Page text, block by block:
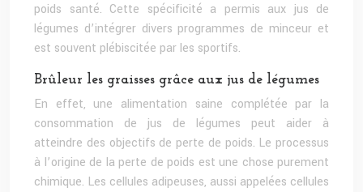
poids santé. Cette spécificité a permis aux jus de
légumes d’intégrer divers programmes de minceur et
est souvent plébiscitée par les sportifs.
Brûleur les graisses grâce aux jus de légumes
En effet, une alimentation saine complétée par la
consommation de jus de légumes peut aider à
atteindre des objectifs de perte de poids. Le processus
à l’origine de la perte de poids est une chose purement
chimique. Les cellules adipeuses, aussi appelées cellules